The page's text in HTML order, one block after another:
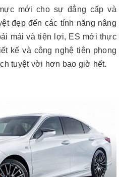
mới cho sự đẳng cấp và
đẹp đến các tính năng nâng
mái và tiện lợi, ES mới thực
kế và công nghệ tiên phong
tuyệt vời hơn bao giờ hết.